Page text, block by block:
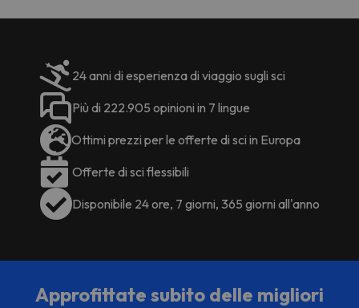
24 anni di esperienza di viaggio sugli sci
Più di 222.905 opinioni in 7 lingue
Ottimi prezzi per le offerte di sci in Europa
Offerte di sci flessibili
Disponibile 24 ore, 7 giorni, 365 giorni all'anno
Approfittate subito delle migliori